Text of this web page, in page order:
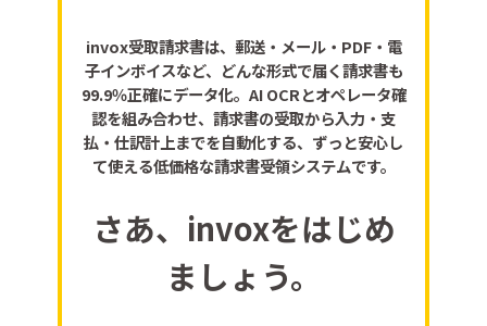
invox受取請求書は、郵送・メール・PDF・電
子インボイスなど、どんな形式で届く請求書も
99.9％正確にデータ化。AI OCRとオペレータ確
認を組み合わせ、請求書の受取から入力・支
払・仕訳計上までを自動化する、ずっと安心し
て使える低価格な請求書受領システムです。
さあ、invoxをはじめ
ましょう。